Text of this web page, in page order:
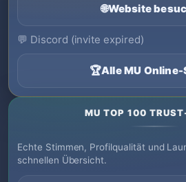
🌐Website
💬 Discord (invite expired)
🏆Alle MU
MU TOP 100
Echte Stimmen, Profilqualität und
schnellen Übersicht.